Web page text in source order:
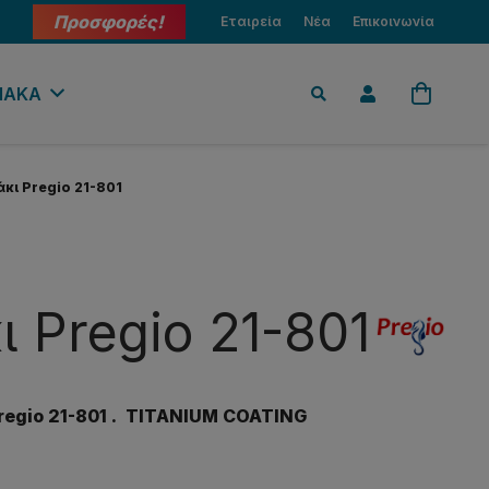
Προσφορές! Εταιρεία Νέα Επικοινωνία
Pregio 21-801
Pregio 21-801
21-801 . TITANIUM COATING